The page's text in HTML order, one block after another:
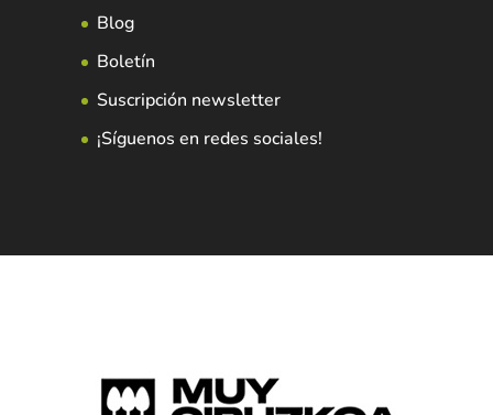
Blog
Boletín
Suscripción newsletter
¡Síguenos en redes sociales!